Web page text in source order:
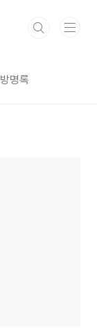
방명록